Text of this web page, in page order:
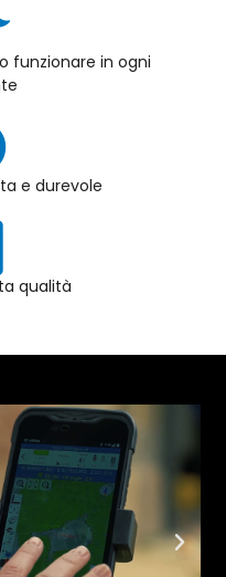
funzionare in ogni
e durevole
qualità